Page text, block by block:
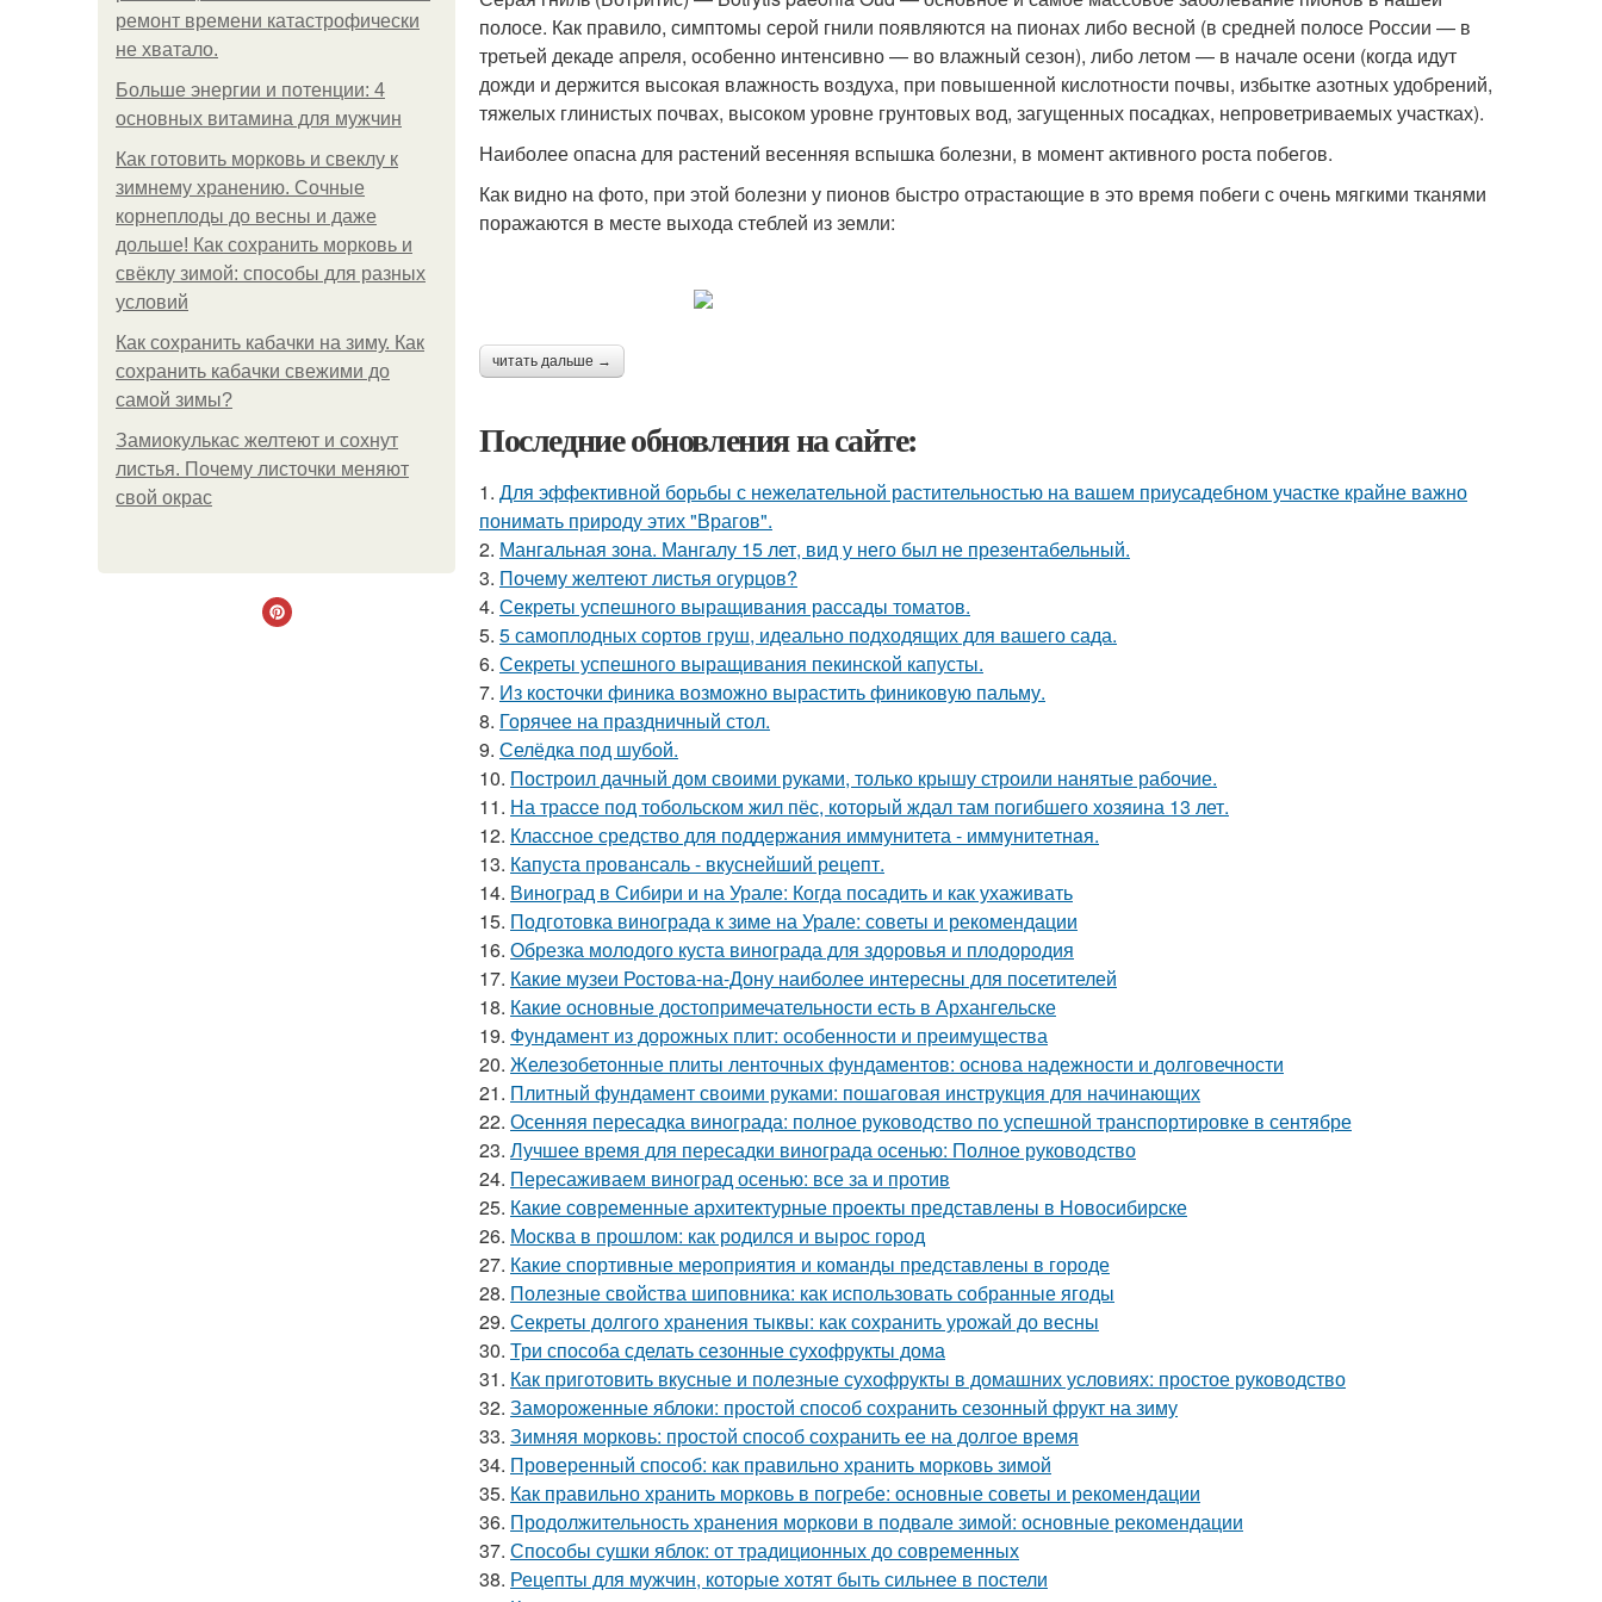
ремонт времени катастрофически
не хватало.
Больше энергии и потенции: 4
основных витамина для мужчин
Как готовить морковь и свеклу к
зимнему хранению. Сочные
корнеплоды до весны и даже
дольше! Как сохранить морковь и
свёклу зимой: способы для разных
условий
Как сохранить кабачки на зиму. Как
сохранить кабачки свежими до
самой зимы?
Замиокулькас желтеют и сохнут
листья. Почему листочки меняют
свой окрас
полосе. Как правило, симптомы серой гнили появляются на пионах либо весной (в средней полосе России — в
третьей декаде апреля, особенно интенсивно — во влажный сезон), либо летом — в начале осени (когда идут
дожди и держится высокая влажность воздуха, при повышенной кислотности почвы, избытке азотных удобрений,
тяжелых глинистых почвах, высоком уровне грунтовых вод, загущенных посадках, непроветриваемых участках).
Наиболее опасна для растений весенняя вспышка болезни, в момент активного роста побегов.
Как видно на фото, при этой болезни у пионов быстро отрастающие в это время побеги с очень мягкими тканями
поражаются в месте выхода стеблей из земли:
читать дальше →
Последние обновления на сайте:
1. Для эффективной борьбы с нежелательной растительностью на вашем приусадебном участке крайне важно
понимать природу этих "Врагов".
2. Мангальная зона. Мангалу 15 лет, вид у него был не презентабельный.
3. Почему желтеют листья огурцов?
4. Секреты успешного выращивания рассады томатов.
5. 5 самоплодных сортов груш, идеально подходящих для вашего сада.
6. Секреты успешного выращивания пекинской капусты.
7. Из косточки финика возможно вырастить финиковую пальму.
8. Горячее на праздничный стол.
9. Селёдка под шубой.
10. Построил дачный дом своими руками, только крышу строили нанятые рабочие.
11. На трассе под тобольском жил пёс, который ждал там погибшего хозяина 13 лет.
12. Классное средство для поддержания иммунитета - иммyнитeтнaя.
13. Капуста провансаль - вкуснейший рецепт.
14. Виноград в Сибири и на Урале: Когда посадить и как ухаживать
15. Подготовка винограда к зиме на Урале: советы и рекомендации
16. Обрезка молодого куста винограда для здоровья и плодородия
17. Какие музеи Ростова-на-Дону наиболее интересны для посетителей
18. Какие основные достопримечательности есть в Архангельске
19. Фундамент из дорожных плит: особенности и преимущества
20. Железобетонные плиты ленточных фундаментов: основа надежности и долговечности
21. Плитный фундамент своими руками: пошаговая инструкция для начинающих
22. Осенняя пересадка винограда: полное руководство по успешной транспортировке в сентябре
23. Лучшее время для пересадки винограда осенью: Полное руководство
24. Пересаживаем виноград осенью: все за и против
25. Какие современные архитектурные проекты представлены в Новосибирске
26. Москва в прошлом: как родился и вырос город
27. Какие спортивные мероприятия и команды представлены в городе
28. Полезные свойства шиповника: как использовать собранные ягоды
29. Секреты долгого хранения тыквы: как сохранить урожай до весны
30. Три способа сделать сезонные сухофрукты дома
31. Как приготовить вкусные и полезные сухофрукты в домашних условиях: простое руководство
32. Замороженные яблоки: простой способ сохранить сезонный фрукт на зиму
33. Зимняя морковь: простой способ сохранить ее на долгое время
34. Проверенный способ: как правильно хранить морковь зимой
35. Как правильно хранить морковь в погребе: основные советы и рекомендации
36. Продолжительность хранения моркови в подвале зимой: основные рекомендации
37. Способы сушки яблок: от традиционных до современных
38. Рецепты для мужчин, которые хотят быть сильнее в постели